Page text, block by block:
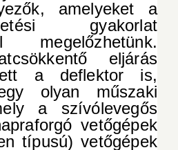
amelyeket a
gyakorlat
megelőzhetünk.
eljárás
a deflektor is,
olyan műszaki
a szívólevegős
vetőgépek
típusú) vetőgépek